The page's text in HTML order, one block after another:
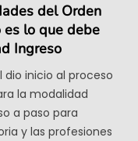
del Orden
es lo que debe
Ingreso
dio inicio al proceso
la modalidad
a paso para
y las profesiones